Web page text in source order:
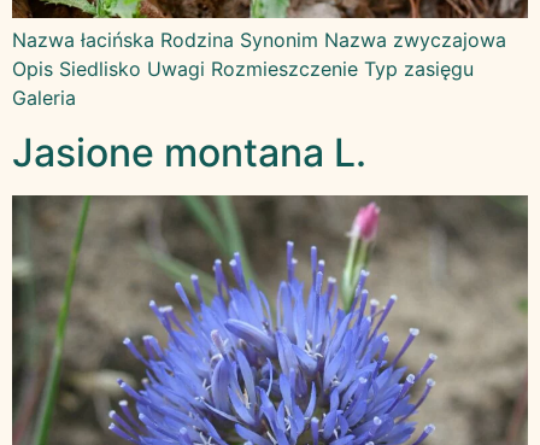
Nazwa łacińska Rodzina Synonim Nazwa zwyczajowa
Opis Siedlisko Uwagi Rozmieszczenie Typ zasięgu
Galeria
Jasione montana L.